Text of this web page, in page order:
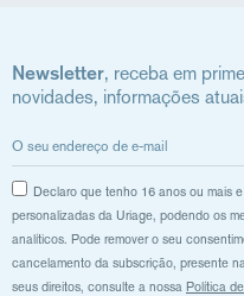
Newsletter, receba em
novidades, informações
Declaro que tenho 16 anos ou mais
personalizadas da Uriage, podendo os
analíticos. Pode remover o seu
cancelamento da subscrição, presente
seus direitos, consulte a nossa Política